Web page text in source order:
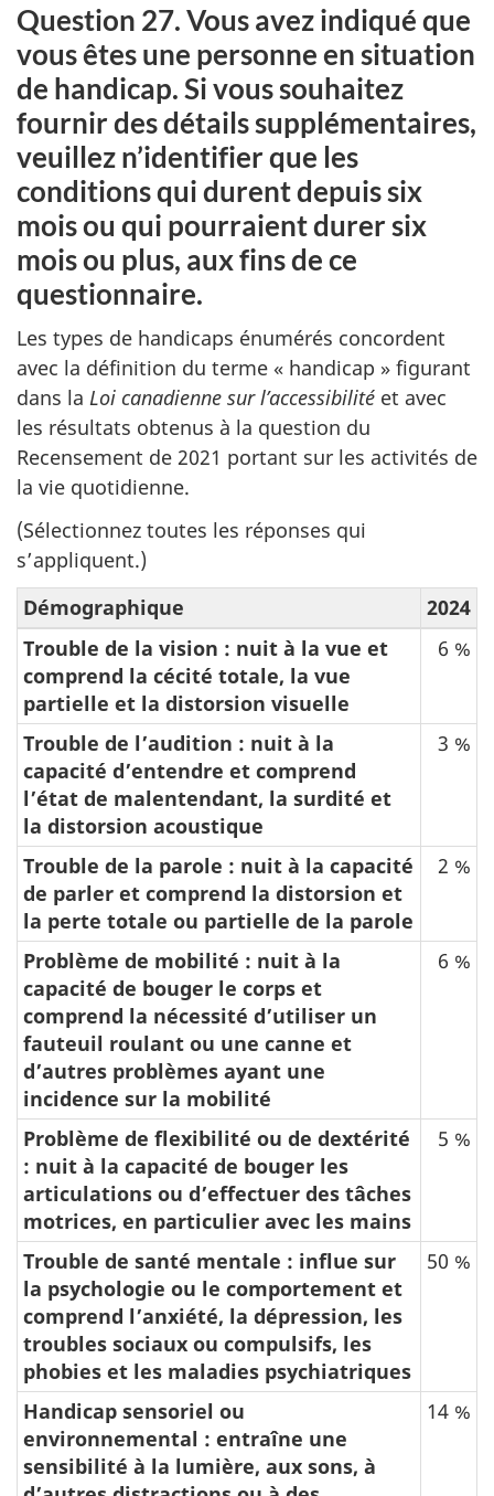
Question 27. Vous avez indiqué que
vous êtes une personne en situation
de handicap. Si vous souhaitez
fournir des détails supplémentaires,
veuillez n’identifier que les
conditions qui durent depuis six
mois ou qui pourraient durer six
mois ou plus, aux fins de ce
questionnaire.
Les types de handicaps énumérés concordent
avec la définition du terme « handicap » figurant
dans la Loi canadienne sur l’accessibilité et avec
les résultats obtenus à la question du
Recensement de 2021 portant sur les activités de
la vie quotidienne.
(Sélectionnez toutes les réponses qui
s’appliquent.)
Démographique
2024
Trouble de la vision : nuit à la vue et
comprend la cécité totale, la vue
partielle et la distorsion visuelle
6 %
Trouble de l’audition : nuit à la
capacité d’entendre et comprend
l’état de malentendant, la surdité et
la distorsion acoustique
3 %
Trouble de la parole : nuit à la capacité
de parler et comprend la distorsion et
la perte totale ou partielle de la parole
2 %
Problème de mobilité : nuit à la
capacité de bouger le corps et
comprend la nécessité d’utiliser un
fauteuil roulant ou une canne et
d’autres problèmes ayant une
incidence sur la mobilité
6 %
Problème de flexibilité ou de dextérité
: nuit à la capacité de bouger les
articulations ou d’effectuer des tâches
motrices, en particulier avec les mains
5 %
Trouble de santé mentale : influe sur
la psychologie ou le comportement et
comprend l’anxiété, la dépression, les
troubles sociaux ou compulsifs, les
phobies et les maladies psychiatriques
50 %
Handicap sensoriel ou
environnemental : entraîne une
sensibilité à la lumière, aux sons, à
14 %